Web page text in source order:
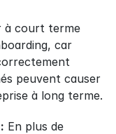
à court terme
car
peuvent causer
à long terme.
En plus de